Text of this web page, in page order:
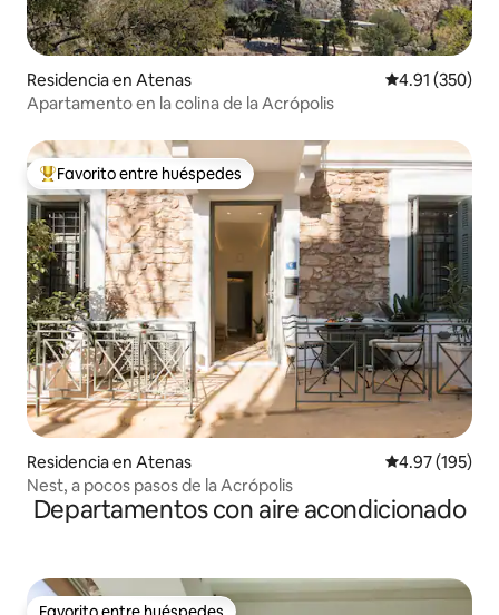
Residencia en Atenas Calificación
4.91 (350)
Apartamento en la colina de la Acrópolis
De los mejores en Favorito entre huéspedes
Favorito entre huéspedes
Residencia en Atenas Calificación
4.97 (195)
Nest, a pocos pasos de la Acrópolis
Departamentos con aire acondicionado